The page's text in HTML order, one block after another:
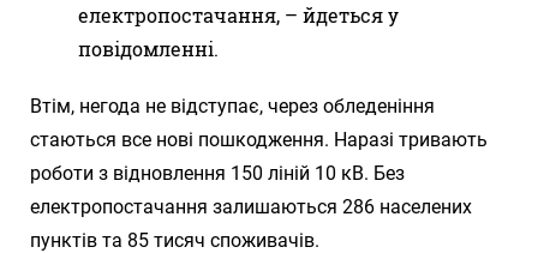
електропостачання, – йдеться у
повідомленні.
Втім, негода не відступає, через обледеніння
стаються все нові пошкодження. Наразі тривають
роботи з відновлення 150 ліній 10 кВ. Без
електропостачання залишаються 286 населених
пунктів та 85 тисяч споживачів.